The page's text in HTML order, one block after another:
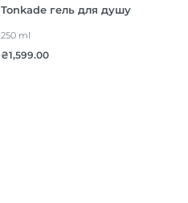
Tonkade гель для душу
250 ml
₴1,599.00